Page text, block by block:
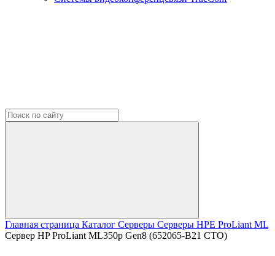
Главная страница Каталог Серверы Серверы HPE ProLiant ML
Сервер HP ProLiant ML350p Gen8 (652065-B21 CTO)